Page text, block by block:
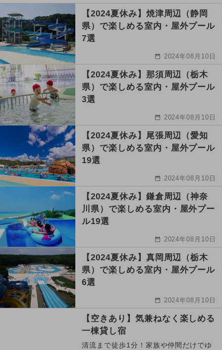
【2024夏休み】焼津周辺（静岡
県）で楽しめる室内・屋外プール
7選
2024年08月10日
【2024夏休み】那須周辺（栃木
県）で楽しめる室内・屋外プール
3選
2024年08月10日
【2024夏休み】尾張周辺（愛知
県）で楽しめる室内・屋外プール
19選
2024年08月10日
【2024夏休み】鎌倉周辺（神奈
川県）で楽しめる室内・屋外プー
ル19選
2024年08月10日
【2024夏休み】真岡周辺（栃木
県）で楽しめる室内・屋外プール
6選
2024年08月10日
【空きあり】気兼ねなく楽しめる
一棟貸し宿
清流まで徒歩1分！家族や仲間だけでゆ